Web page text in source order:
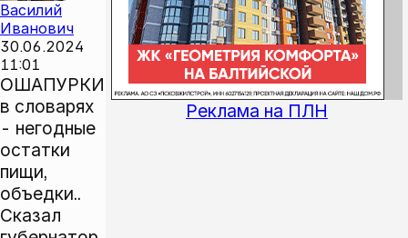
Василий
Иванович
30.06.2024
11:01
ОШАПУРКИ
в словарях
- негодные
остатки
пищи,
объедки..
Сказал
Реклама на ПЛН